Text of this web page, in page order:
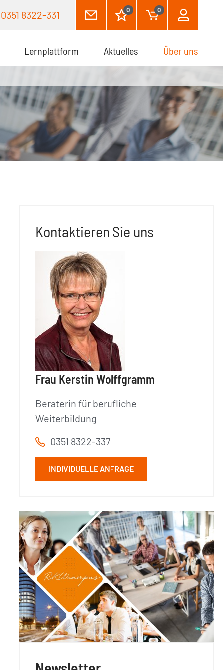
0351 8322-331 0 0
Lernplattform Aktuelles Über uns
Kontaktieren Sie uns
Frau Kerstin Wolffgramm
Beraterin für berufliche
Weiterbildung
0351 8322-337
INDIVIDUELLE ANFRAGE